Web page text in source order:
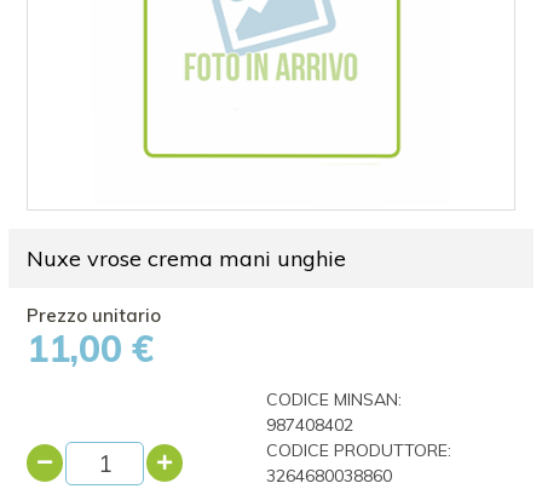
Nuxe vrose crema mani unghie
11,00 €
CODICE MINSAN:
987408402
CODICE PRODUTTORE:
3264680038860